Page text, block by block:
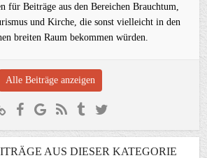
für Beiträge aus den Bereichen Brauchtum,
und Kirche, die sonst vielleicht in den
breiten Raum bekommen würden.
Alle Beiträge anzeigen
AUS DIESER KATEGORIE